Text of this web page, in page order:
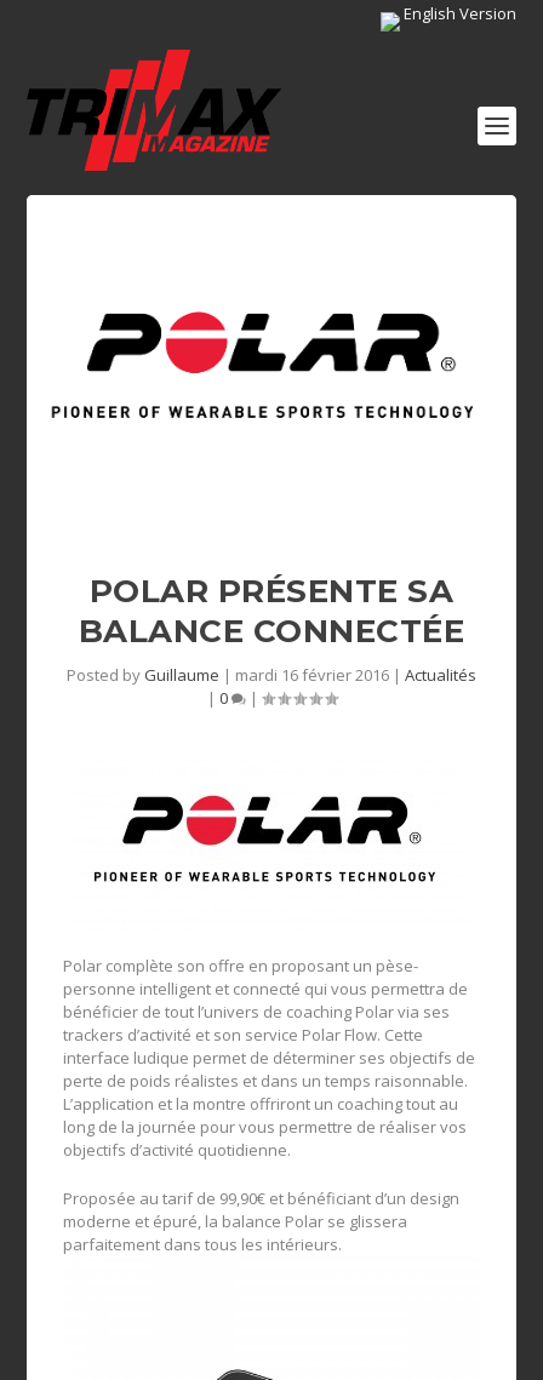
English Version
POLAR PRÉSENTE SA
BALANCE CONNECTÉE
Posted by Guillaume | mardi 16 février 2016 | Actualités
| 0 |
Polar complète son offre en proposant un pèse-
personne intelligent et connecté qui vous permettra de
bénéficier de tout l’univers de coaching Polar via ses
trackers d’activité et son service Polar Flow. Cette
interface ludique permet de déterminer ses objectifs de
perte de poids réalistes et dans un temps raisonnable.
L’application et la montre offriront un coaching tout au
long de la journée pour vous permettre de réaliser vos
objectifs d’activité quotidienne.
Proposée au tarif de 99,90€ et bénéficiant d’un design
moderne et épuré, la balance Polar se glissera
parfaitement dans tous les intérieurs.